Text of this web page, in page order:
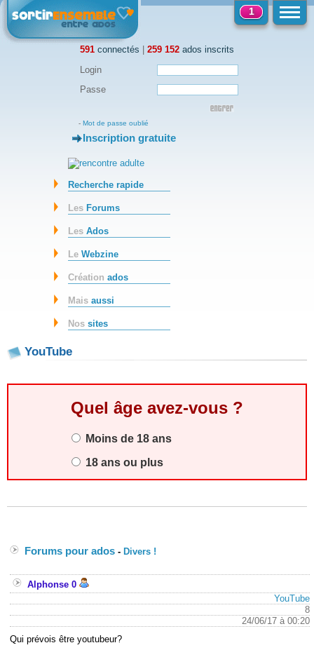
591 connectés | 259 152 ados inscrits
1
Login
Passe
- Mot de passe oublié
-Inscription gratuite
Recherche rapide
Les Forums
LesAdos
LeWebzine
Créationados
Maisaussi
Nossites
YouTube
Quel âge avez-vous ?
Moins de 18 ans
18 ans ou plus
Forums pour ados - Divers !
Alphonse 0
YouTube
8
24/06/17 à 00:20
Qui prévois être youtubeur?